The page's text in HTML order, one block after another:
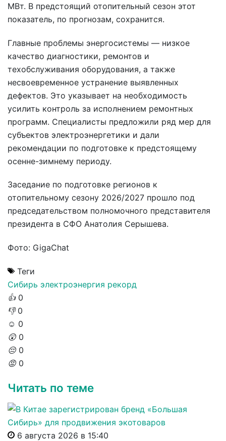
МВт. В предстоящий отопительный сезон этот
показатель, по прогнозам, сохранится.
Главные проблемы энергосистемы — низкое
качество диагностики, ремонтов и
техобслуживания оборудования, а также
несвоевременное устранение выявленных
дефектов. Это указывает на необходимость
усилить контроль за исполнением ремонтных
программ. Специалисты предложили ряд мер для
субъектов электроэнергетики и дали
рекомендации по подготовке к предстоящему
осенне-зимнему периоду.
Заседание по подготовке регионов к
отопительному сезону 2026/2027 прошло под
председательством полномочного представителя
президента в СФО Анатолия Серышева.
Фото: GigaChat
Теги
Сибирь электроэнергия рекорд
👍 0
👎 0
☺️ 0
😲 0
😔 0
😡 0
Читать по теме
6 августа 2026 в 15:40